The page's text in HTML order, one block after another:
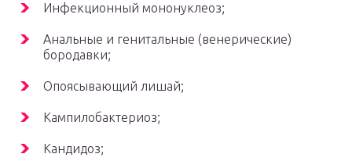
Инфекционный мононуклеоз;
Анальные и генитальные (венерические)
бородавки;
Опоясывающий лишай;
Кампилобактериоз;
Кандидоз;